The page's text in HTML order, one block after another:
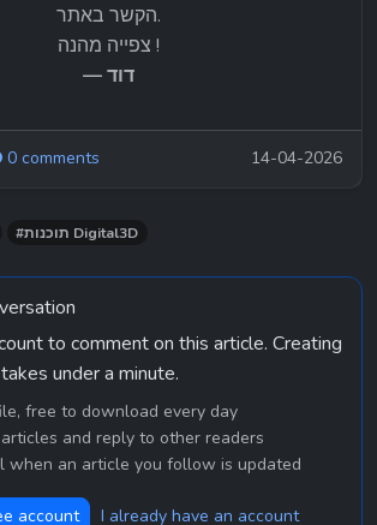
הקשר באתר.
צפייה מהנה !
— דוד
0 comments 14-04-2026
#תוכנות Digital3D
to comment on this article. Creating
under a minute.
free to download every day
and reply to other readers
when an article you follow is updated
account I already have an account